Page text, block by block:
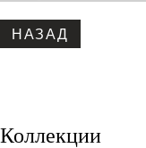
Коллекции